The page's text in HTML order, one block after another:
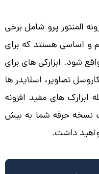
المنتور پرو شامل برخی
و اساسی هستند که برای
شود. ابزارکی های برای
تصاویر، اسلایدر ها
های مفید افزونه
نسخه حرفه شما به بیش